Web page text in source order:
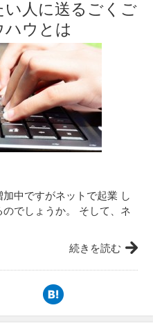
い人に送るごくご
ハウとは
中ですがネットで起業 し
でしょうか。 そして、ネ
続きを読む